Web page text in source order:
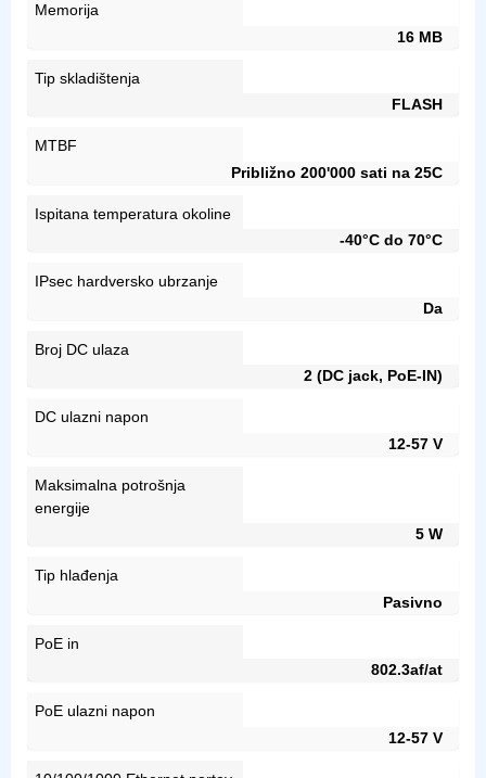
Memorija
16 MB
Tip skladištenja
FLASH
MTBF
Približno 200'000 sati na 25C
Ispitana temperatura okoline
-40°C do 70°C
IPsec hardversko ubrzanje
Da
Broj DC ulaza
2 (DC jack, PoE-IN)
DC ulazni napon
12-57 V
Maksimalna potrošnja
energije
5 W
Tip hlađenja
Pasivno
PoE in
802.3af/at
PoE ulazni napon
12-57 V